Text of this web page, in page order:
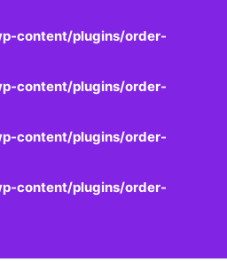
content/plugins/order-
content/plugins/order-
content/plugins/order-
content/plugins/order-